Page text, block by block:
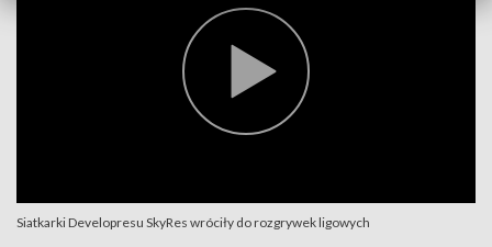
Siatkarki Developresu SkyRes wróciły do rozgrywek ligowych